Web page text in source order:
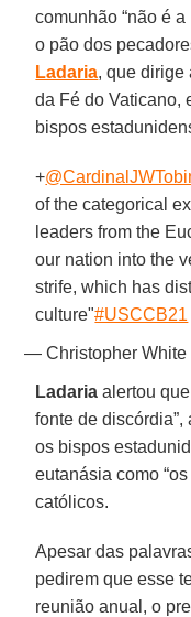
comunhão “não é
o pão dos
Ladaria, que dirige
da Fé do Vaticano,
bispos
+
of the categorical
leaders from the
our nation into the
strife, which has
culture"#USCCB21
— Christopher
Ladaria alertou
fonte de discórdia”,
os bispos
eutanásia como
católicos.
Apesar das
pedirem que esse
reunião anual, o